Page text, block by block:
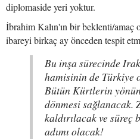
diplomaside yeri yoktur.
İbrahim Kalın'ın bir beklenti/
ibareyi birkaç ay önceden tespit
Bu inşa sürecinde
hamisinin de Türkiye
Bütün Kürtlerin
dönmesi sağlanacak.
kaldırılacak ve süreç
adımı olacak!